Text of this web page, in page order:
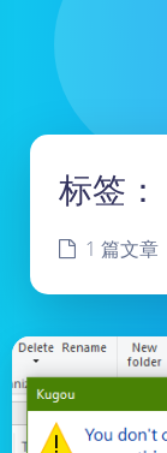
标签：
1 篇文章